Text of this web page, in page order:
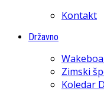
Kontakt
Državno
Zimski
Koledar